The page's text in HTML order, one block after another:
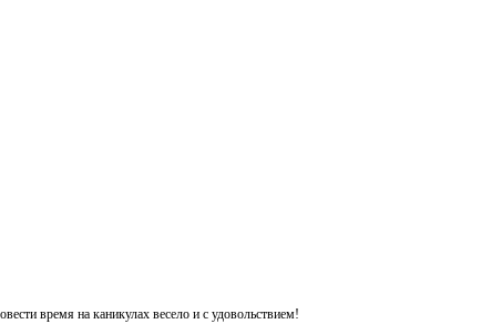
время на каникулах весело и с удовольствием!